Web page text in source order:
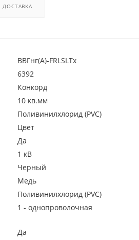
ДОСТАВКА
ВВГнг(А)-FRLSLTx
6392
Конкорд
10 кв.мм
Поливинилхлорид (PVC)
Цвет
Да
1 кВ
Черный
Медь
Поливинилхлорид (PVC)
1 - однопроволочная
Да